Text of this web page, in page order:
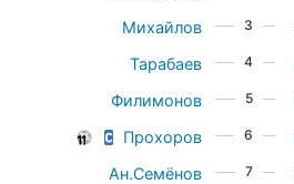
Михайлов 3
Тарабаев
4
Филимонов
5
Прохоров
6
Ан.Семёнов
7